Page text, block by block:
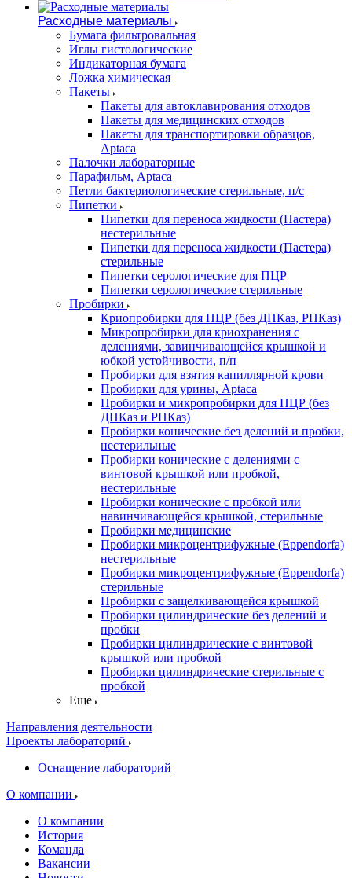
Расходные материалы
Бумага фильтровальная
Иглы гистологические
Индикаторная бумага
Ложка химическая
Пакеты
Пакеты для автоклавирования отходов
Пакеты для медицинских отходов
Пакеты для транспортировки образцов,
Aptaca
Палочки лабораторные
Парафильм, Aptaca
Петли бактериологические стерильные, п/с
Пипетки
Пипетки для переноса жидкости (Пастера)
нестерильные
Пипетки для переноса жидкости (Пастера)
стерильные
Пипетки серологические для ПЦР
Пипетки серологические стерильные
Пробирки
Криопробирки для ПЦР (без ДНКаз, РНКаз)
Микропробирки для криохранения с
делениями, завинчивающейся крышкой и
юбкой устойчивости, п/п
Пробирки для взятия капиллярной крови
Пробирки для урины, Aptaca
Пробирки и микропробирки для ПЦР (без
ДНКаз и РНКаз)
Пробирки конические без делений и пробки,
нестерильные
Пробирки конические с делениями с
винтовой крышкой или пробкой,
нестерильные
Пробирки конические с пробкой или
навинчивающейся крышкой, стерильные
Пробирки медицинские
Пробирки микроцентрифужные (Eppendorfа)
нестерильные
Пробирки микроцентрифужные (Eppendorfа)
стерильные
Пробирки с защелкивающейся крышкой
Пробирки цилиндрические без делений и
пробки
Пробирки цилиндрические с винтовой
крышкой или пробкой
Пробирки цилиндрические стерильные с
пробкой
Еще
Направления деятельности
Проекты лабораторий
Оснащение лабораторий
О компании
О компании
История
Команда
Вакансии